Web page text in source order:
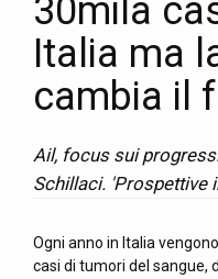
30mila
Italia ma
cambia il
Ail, focus sui
Schillaci. 'Prospettive
Ogni anno in Italia
casi di tumori del sangue,